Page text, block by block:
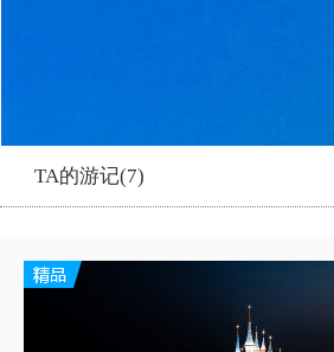
TA的游记(7)